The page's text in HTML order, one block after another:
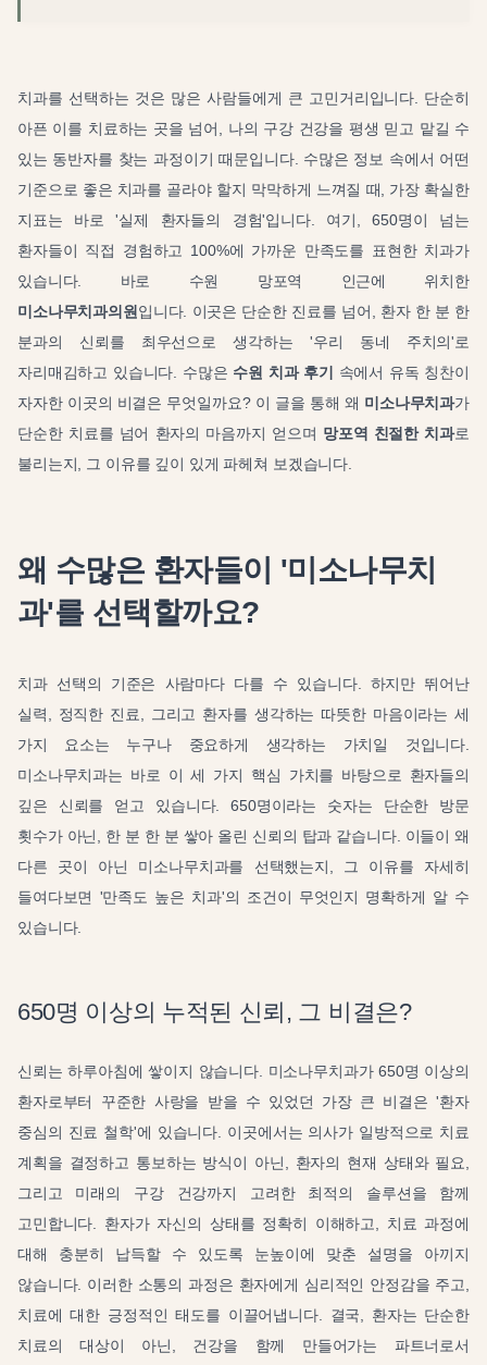
치과를 선택하는 것은 많은 사람들에게 큰 고민거리입니다. 단순히
아픈 이를 치료하는 곳을 넘어, 나의 구강 건강을 평생 믿고 맡길 수
있는 동반자를 찾는 과정이기 때문입니다. 수많은 정보 속에서 어떤
기준으로 좋은 치과를 골라야 할지 막막하게 느껴질 때, 가장 확실한
지표는 바로 '실제 환자들의 경험'입니다. 여기, 650명이 넘는
환자들이 직접 경험하고 100%에 가까운 만족도를 표현한 치과가
있습니다. 바로 수원 망포역 인근에 위치한
미소나무치과의원 입니다. 이곳은 단순한 진료를 넘어, 환자 한 분 한
분과의 신뢰를 최우선으로 생각하는 '우리 동네 주치의'로
자리매김하고 있습니다. 수많은 수원 치과 후기
속에서 유독 칭찬이
자자한 이곳의 비결은 무엇일까요? 이 글을 통해 왜 미소나무치과가
단순한 치료를 넘어 환자의 마음까지 얻으며 망포역 친절한 치과로
불리는지, 그 이유를 깊이 있게 파헤쳐 보겠습니다.
왜 수많은 환자들이 '미소나무치
과'를 선택할까요?
치과 선택의 기준은 사람마다 다를 수 있습니다. 하지만 뛰어난
실력, 정직한 진료, 그리고 환자를 생각하는 따뜻한 마음이라는 세
가지 요소는 누구나 중요하게 생각하는 가치일 것입니다.
미소나무치과는 바로 이 세 가지 핵심 가치를 바탕으로 환자들의
깊은 신뢰를 얻고 있습니다. 650명이라는 숫자는 단순한 방문
횟수가 아닌, 한 분 한 분 쌓아 올린 신뢰의 탑과 같습니다. 이들이 왜
다른 곳이 아닌 미소나무치과를 선택했는지, 그 이유를 자세히
들여다보면 '만족도 높은 치과'의 조건이 무엇인지 명확하게 알 수
있습니다.
650명 이상의 누적된 신뢰, 그 비결은?
신뢰는 하루아침에 쌓이지 않습니다. 미소나무치과가 650명 이상의
환자로부터 꾸준한 사랑을 받을 수 있었던 가장 큰 비결은 '환자
중심의 진료 철학'에 있습니다. 이곳에서는 의사가 일방적으로 치료
계획을 결정하고 통보하는 방식이 아닌, 환자의 현재 상태와 필요,
그리고 미래의 구강 건강까지 고려한 최적의 솔루션을 함께
고민합니다. 환자가 자신의 상태를 정확히 이해하고, 치료 과정에
대해 충분히 납득할 수 있도록 눈높이에 맞춘 설명을 아끼지
않습니다. 이러한 소통의 과정은 환자에게 심리적인 안정감을 주고,
치료에 대한 긍정적인 태도를 이끌어냅니다. 결국, 환자는 단순한
치료의 대상이 아닌, 건강을 함께 만들어가는 파트너로서